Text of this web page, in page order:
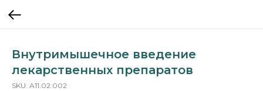
Внутримышечное введение
лекарственных препаратов
SKU: A11.02.002